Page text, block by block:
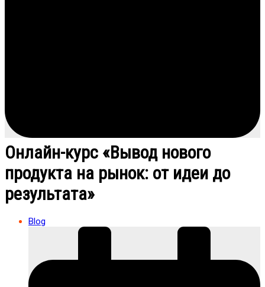
Онлайн-курс «Вывод нового
продукта на рынок: от идеи до
результата»
Blog